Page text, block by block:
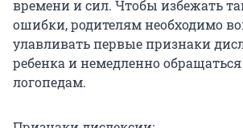
времени и сил. Чтобы избежать
ошибки, родителям необходимо
улавливать первые признаки
ребенка и немедленно
логопедам.